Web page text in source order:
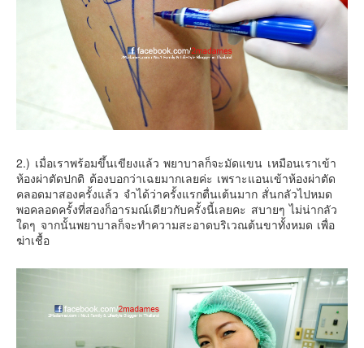
2.) เมื่อเราพร้อมขึ้นเขียงแล้ว พยาบาลก็จะมัดแขน เหมือนเราเข้า
ห้องผ่าตัดปกติ ต้องบอกว่าเฉยมากเลยค่ะ เพราะแอนเข้าห้องผ่าตัด
คลอดมาสองครั้งแล้ว จำได้ว่าครั้งแรกตื่นเต้นมาก สั่นกลัวไปหมด
พอคลอดครั้งที่สองก็อารมณ์เดียวกับครั้งนี้เลยคะ สบายๆ ไม่น่ากลัว
ใดๆ จากนั้นพยาบาลก็จะทำความสะอาดบริเวณต้นขาทั้งหมด เพื่อ
ฆ่าเชื้อ